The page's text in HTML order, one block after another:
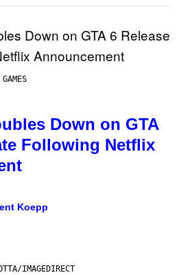
Down on GTA
Following Netflix
Koepp
IMAGEDIRECT